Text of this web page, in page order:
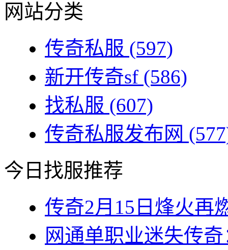
网站分类
传奇私服 (597)
新开传奇sf (586)
找私服 (607)
传奇私服发布网
今日找服推荐
传奇2月15日烽火再
网通单职业迷失传